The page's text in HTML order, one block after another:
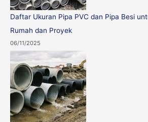
Daftar Ukuran Pipa PVC dan Pipa Besi
Rumah dan Proyek
06/11/2025